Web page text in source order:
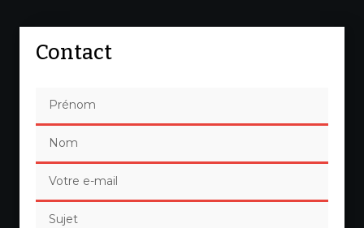
Contact